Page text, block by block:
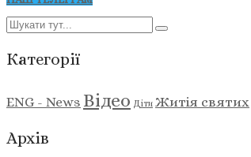
Категорії
ENG - News Відео Діти Житія святих
Архів